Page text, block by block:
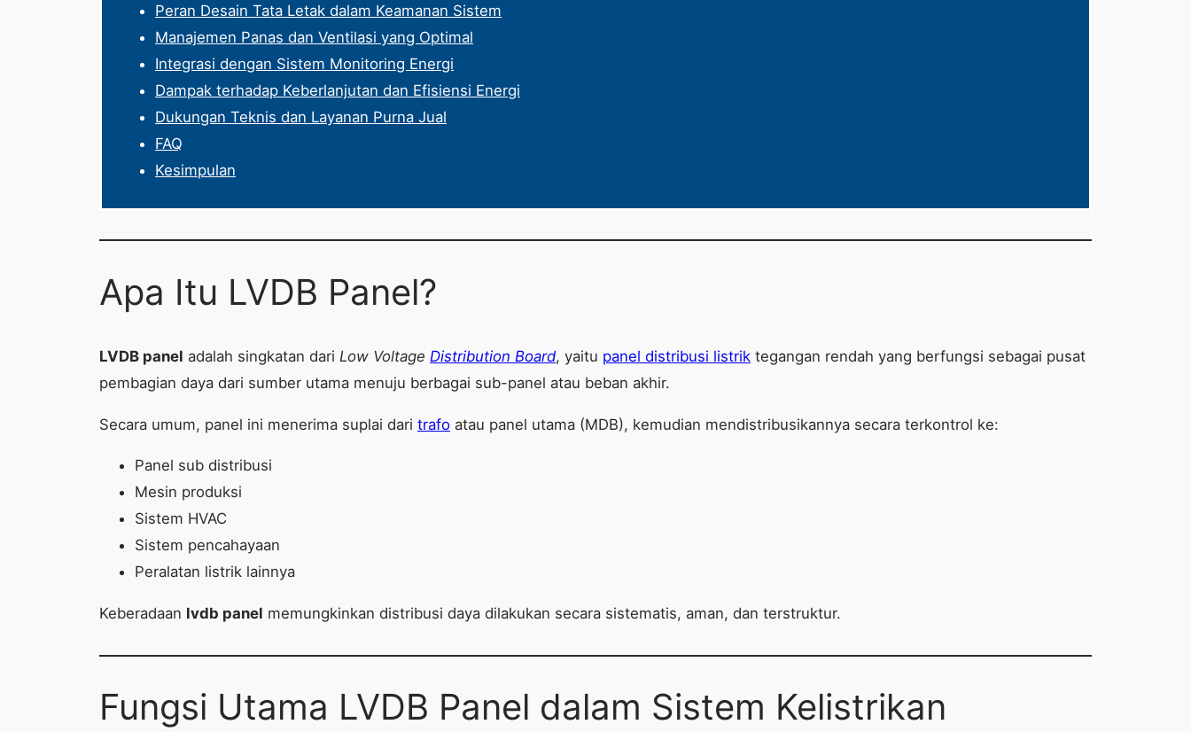
Peran Desain Tata Letak dalam Keamanan Sistem
Manajemen Panas dan Ventilasi yang Optimal
Integrasi dengan Sistem Monitoring Energi
Dampak terhadap Keberlanjutan dan Efisiensi Energi
Dukungan Teknis dan Layanan Purna Jual
FAQ
Kesimpulan
Apa Itu LVDB Panel?
LVDB panel adalah singkatan dari Low Voltage Distribution Board, yaitu panel distribusi listrik tegangan rendah yang berfungsi sebagai pusat
pembagian daya dari sumber utama menuju berbagai sub-panel atau beban akhir.
Secara umum, panel ini menerima suplai dari trafo atau panel utama (MDB), kemudian mendistribusikannya secara terkontrol ke:
Panel sub distribusi
Mesin produksi
Sistem HVAC
Sistem pencahayaan
Peralatan listrik lainnya
Keberadaan lvdb panel memungkinkan distribusi daya dilakukan secara sistematis, aman, dan terstruktur.
Fungsi Utama LVDB Panel dalam Sistem Kelistrikan